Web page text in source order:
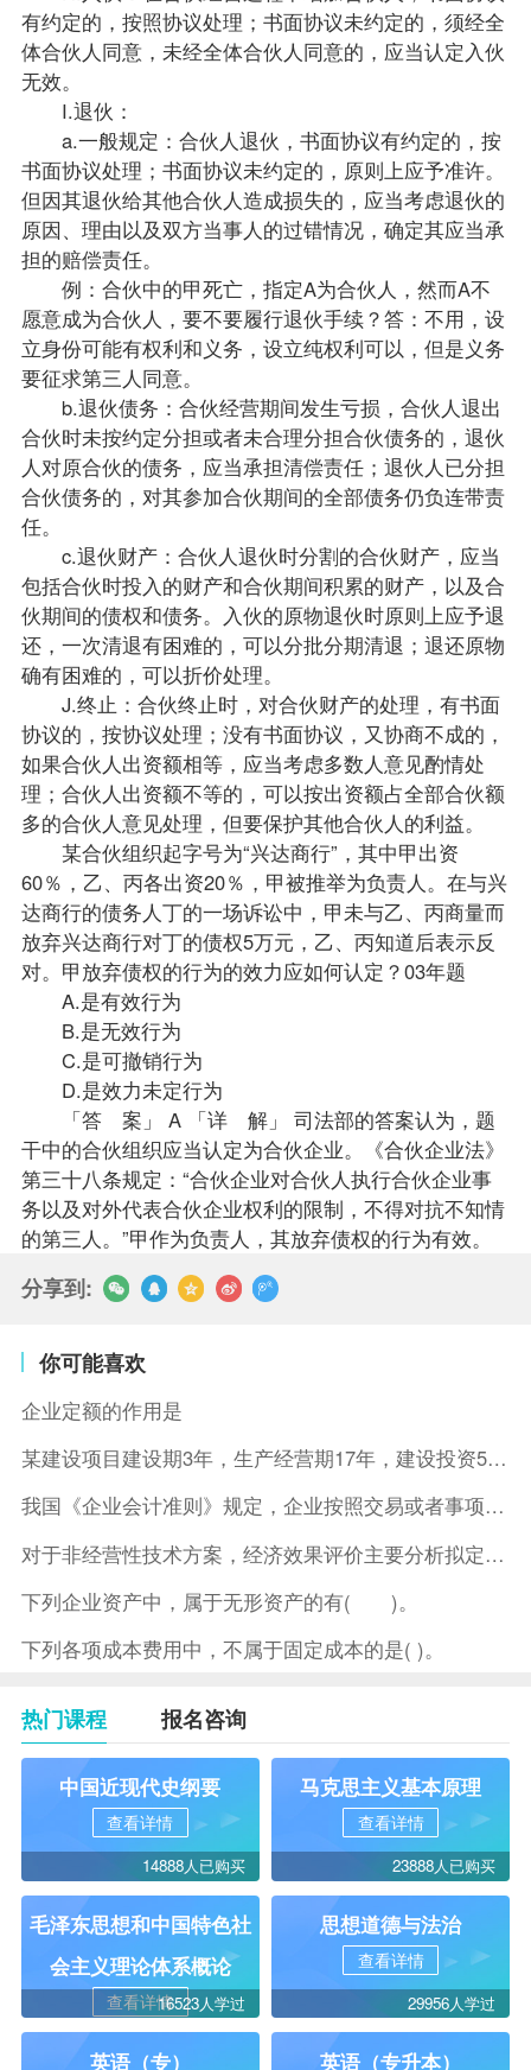
有约定的，按照协议处理；书面协议未约定的，须经全
体合伙人同意，未经全体合伙人同意的，应当认定入伙
无效。
I.退伙：
a.一般规定：合伙人退伙，书面协议有约定的，按
书面协议处理；书面协议未约定的，原则上应予准许。
但因其退伙给其他合伙人造成损失的，应当考虑退伙的
原因、理由以及双方当事人的过错情况，确定其应当承
担的赔偿责任。
例：合伙中的甲死亡，指定A为合伙人，然而A不
愿意成为合伙人，要不要履行退伙手续？答：不用，设
立身份可能有权利和义务，设立纯权利可以，但是义务
要征求第三人同意。
b.退伙债务：合伙经营期间发生亏损，合伙人退出
合伙时未按约定分担或者未合理分担合伙债务的，退伙
人对原合伙的债务，应当承担清偿责任；退伙人已分担
合伙债务的，对其参加合伙期间的全部债务仍负连带责
任。
c.退伙财产：合伙人退伙时分割的合伙财产，应当
包括合伙时投入的财产和合伙期间积累的财产，以及合
伙期间的债权和债务。入伙的原物退伙时原则上应予退
还，一次清退有困难的，可以分批分期清退；退还原物
确有困难的，可以折价处理。
J.终止：合伙终止时，对合伙财产的处理，有书面
协议的，按协议处理；没有书面协议，又协商不成的，
如果合伙人出资额相等，应当考虑多数人意见酌情处
理；合伙人出资额不等的，可以按出资额占全部合伙额
多的合伙人意见处理，但要保护其他合伙人的利益。
某合伙组织起字号为“兴达商行”，其中甲出资
60％，乙、丙各出资20％，甲被推举为负责人。在与兴
达商行的债务人丁的一场诉讼中，甲未与乙、丙商量而
放弃兴达商行对丁的债权5万元，乙、丙知道后表示反
对。甲放弃债权的行为的效力应如何认定？03年题
A.是有效行为
B.是无效行为
C.是可撤销行为
D.是效力未定行为
「答 案」 A 「详 解」 司法部的答案认为，题
干中的合伙组织应当认定为合伙企业。《合伙企业法》
第三十八条规定：“合伙企业对合伙人执行合伙企业事
务以及对外代表合伙企业权利的限制，不得对抗不知情
的第三人。”甲作为负责人，其放弃债权的行为有效。
分享到:
你可能喜欢
企业定额的作用是
某建设项目建设期3年，生产经营期17年，建设投资5500万元
我国《企业会计准则》规定，企业按照交易或者事项的经济特征确定
对于非经营性技术方案，经济效果评价主要分析拟定方案的( )。
下列企业资产中，属于无形资产的有( )。
下列各项成本费用中，不属于固定成本的是( )。
热门课程 报名咨询
中国近现代史纲要
查看详情
14888人已购买
马克思主义基本原理
查看详情
23888人已购买
毛泽东思想和中国特色社
会主义理论体系概论
查看详情16523人学过
思想道德与法治
查看详情
29956人学过
英语（专） 英语（专升本）